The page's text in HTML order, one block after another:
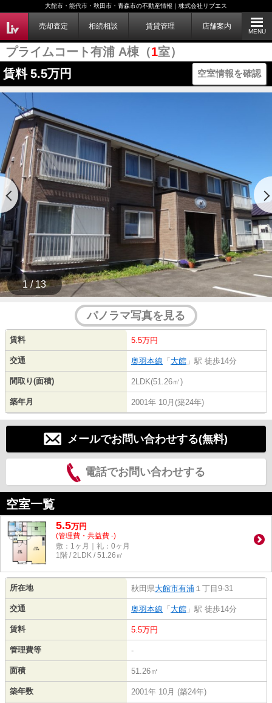
大館市・能代市・秋田市・青森市の不動産情報｜株式会社リブエス
売却査定 相続相談 賃貸管理 店舗案内
MENU
プライムコート有浦 A棟（1室）
賃料 5.5万円 空室情報を確認
1 / 13
パノラマ写真を見る
賃料 5.5万円
交通 奥羽本線 「 大館 」駅 徒歩14分
間取り(面積) 2LDK(51.26㎡)
築年月 2001年 10月(築24年)
メールでお問い合わせする(無料)
電話でお問い合わせする
空室一覧
5.5万円
(管理費・共益費 -)
敷：1ヶ月｜礼：0ヶ月
1階 / 2LDK / 51.26㎡
所在地 秋田県大館市有浦 １丁目9-31
交通 奥羽本線 「 大館 」駅 徒歩14分
賃料 5.5万円
管理費等 -
面積 51.26㎡
築年数 2001年 10月 (築24年)